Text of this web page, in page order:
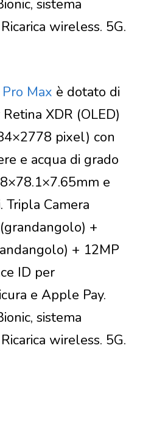
sistema
wireless. 5G.
Max è dotato di
XDR (OLED)
pixel) con
e acqua di grado
e
Tripla Camera
+
+ 12MP
ID per
e Apple Pay.
sistema
wireless. 5G.